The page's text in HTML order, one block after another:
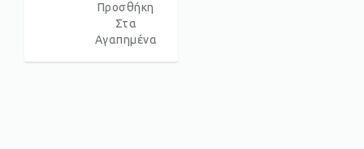
Προσθήκη
Στα
Αγαπημένα